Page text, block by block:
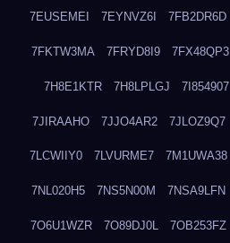
7EUSEMEI 7EYNVZ6I 7FB2DR6D
7FKTW3MA 7FRYD8I9 7FX48QP3
7H8E1KTR 7H8LPLGJ 7I854907
7JIRAAHO 7JJO4AR2 7JLOZ9Q7
7LCWIIY0 7LVURME7 7M1UWA38
7NL020H5 7NS5N00M 7NSA9LFN
7O6U1WZR 7O89DJ0L 7OB253FZ